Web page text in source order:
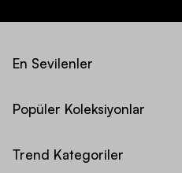
En Sevilenler
Popüler Koleksiyonlar
Trend Kategoriler